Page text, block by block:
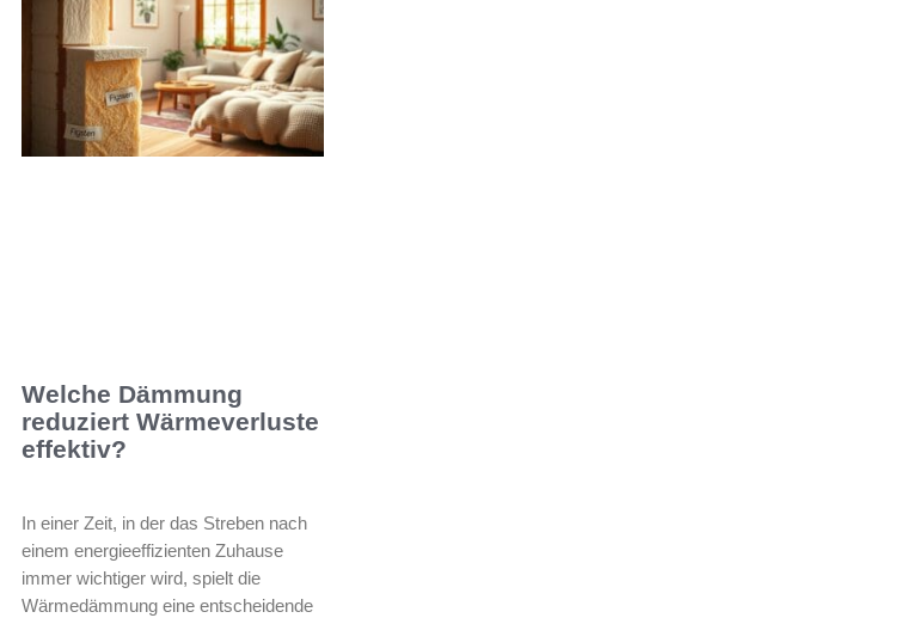
Welche Dämmung
reduziert Wärmeverluste
effektiv?
In einer Zeit, in der das Streben nach
einem energieeffizienten Zuhause
immer wichtiger wird, spielt die
Wärmedämmung eine entscheidende